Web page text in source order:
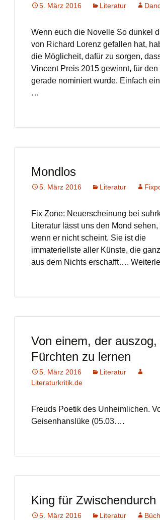
5. März 2016 Literatur
Wenn euch die Novelle So dunkel
von Richard Lorenz gefallen hat,
die Möglicheit, dafür zu sorgen,
Vincent Preis 2015 gewinnt, für den
gerade nominiert wurde. Einfach
…
Mondlos
5. März 2016 Literatur
Fix Zone: Neuerscheinung bei
Literatur lässt uns den Mond sehen,
wenn er nicht scheint. Sie ist die
immateriellste aller Künste, die
aus dem Nichts erschafft….
Von einem, der auszog,
Fürchten zu lernen
5. März 2016
Literatur
Literaturkritik.de
Freuds Poetik des Unheimlichen.
Geisenhanslüke (05.03….
King für Zwischendurch
5. März 2016 Literatur